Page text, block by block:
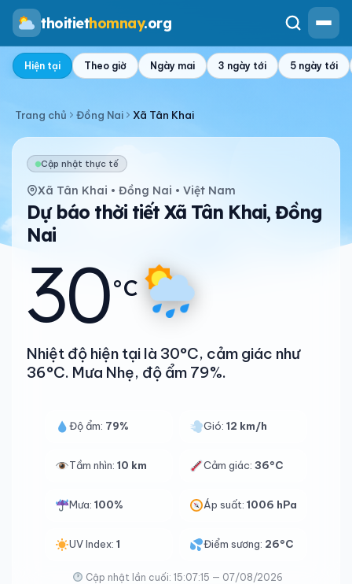
thoitiethomnay.org
Hiện tại Theo giờ Ngày mai 3 ngày tới 5 ngày tới
Trang chủ Đồng Nai Xã Tân Khai
Cập nhật thực tế
Xã Tân Khai • Đồng Nai • Việt Nam
Dự báo thời tiết Xã Tân Khai, Đồng
Nai
30°C
Nhiệt độ hiện tại là 30°C, cảm giác như
36°C. Mưa Nhẹ, độ ẩm 79%.
Độ ẩm: 79% Gió:12 km/h
Tầm nhìn: 10 km Cảm giác:36°C
Mưa: 100% Áp suất:1006 hPa
UV Index: 1 Điểm sương: 26°C
Cập nhật lần cuối: 15:07:15 — 07/08/2026